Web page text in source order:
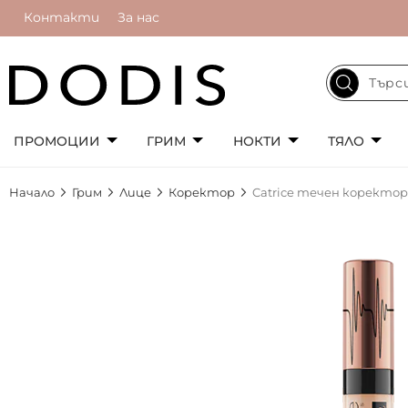
Контакти За нас
ПРОМОЦИИ ГРИМ НОКТИ ТЯЛО
Начало Грим Лице Коректор Catrice течен коректор